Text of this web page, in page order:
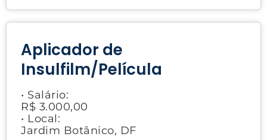
Aplicador de
Insulfilm/Película
• Salário:
R$ 3.000,00
• Local:
Jardim Botânico, DF